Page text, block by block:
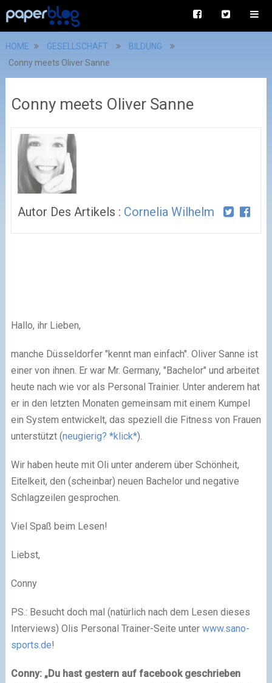
HOME GESELLSCHAFT
BILDUNG
Conny meets Oliver Sanne
Conny meets Oliver Sanne
Autor Des Artikels : Cornelia Wilhelm
Hallo, ihr Lieben,
manche Düsseldorfer "kennt man einfach". Oliver Sanne ist
einer von ihnen. Er war Mr. Germany, "Bachelor" und arbeitet
heute nach wie vor als Personal Trainier. Unter anderem hat
er in den letzten Monaten gemeinsam mit einem Kumpel
ein System entwickelt, das speziell die Fitness von Frauen
unterstützt (neugierig? *klick*).
Wir haben heute mit Oli unter anderem über Schönheit,
Eitelkeit, den (scheinbar) neuen Bachelor und negative
Schlagzeilen gesprochen.
Viel Spaß beim Lesen!
Liebst,
Conny
PS.: Besucht doch mal (natürlich nach dem Lesen dieses
Interviews) Olis Personal Trainer-Seite unter www.sano-
sports.de!
Conny: „Du hast gestern auf facebook geschrieben